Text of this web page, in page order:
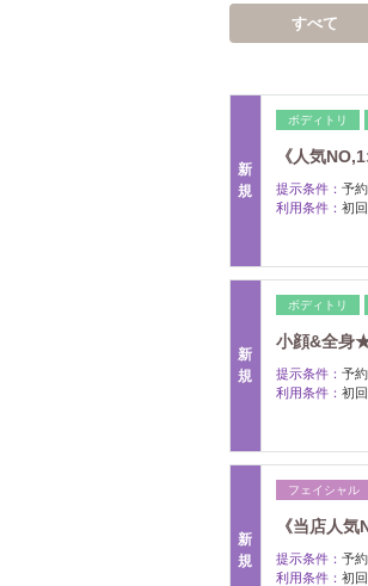
すべて
新
規
ボディトリ
《人気
提示条件： 予
利用条件： 初
新
規
ボディトリ
小顔&全身
提示条件： 予
利用条件： 初
新
規
フェイシャル
《当店人
提示条件： 予
利用条件： 初